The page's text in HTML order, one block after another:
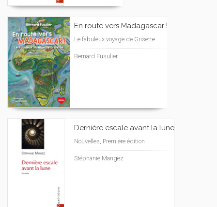
En route vers Madagascar !
Le fabuleux voyage de Grisette
Bernard Fusulier
Dernière escale avant la lune
Nouvelles, Première édition
Stéphanie Mangez